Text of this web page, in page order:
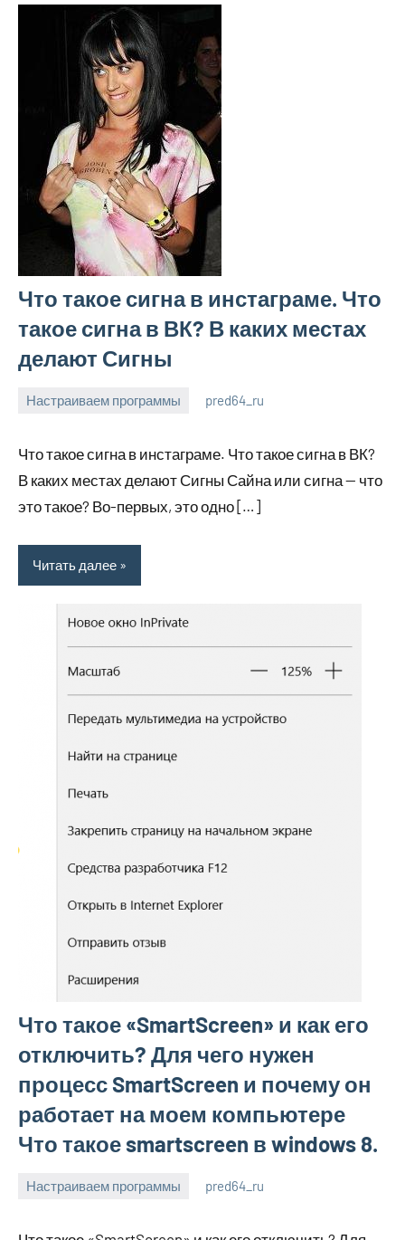
Что такое сигна в инстаграме. Что
такое сигна в ВК? В каких местах
делают Сигны
Настраиваем программы
2023
pred64_ru
Что такое сигна в инстаграме. Что такое сигна в ВК?
В каких местах делают Сигны Сайна или сигна — что
это такое? Во-первых, это одно […]
Читать далее
Что такое «SmartScreen» и как его
отключить? Для чего нужен
процесс SmartScreen и почему он
работает на моем компьютере
Что такое smartscreen в windows 8.
Настраиваем программы pred64_ru